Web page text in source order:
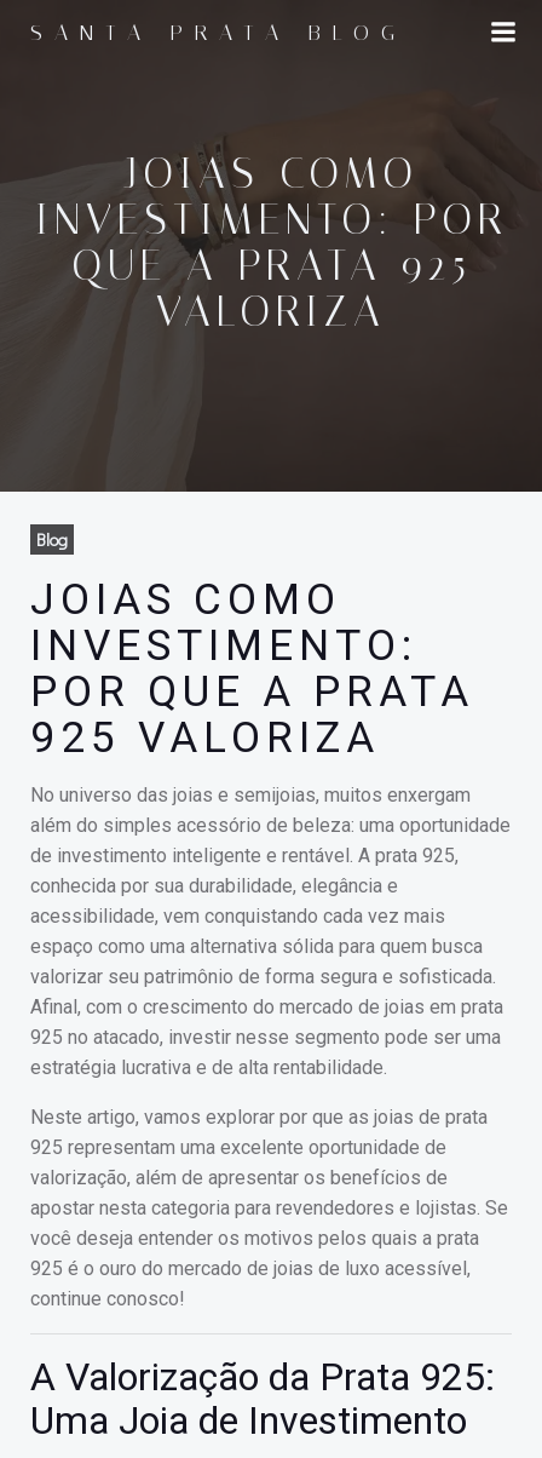
para
SANTA PRATA BLOG
JOIAS COMO
INVESTIMENTO: POR
QUE A PRATA 925
VALORIZA
Blog
JOIAS COMO
INVESTIMENTO:
POR QUE A PRATA
925 VALORIZA
No universo das joias e semijoias, muitos enxergam
além do simples acessório de beleza: uma oportunidade
de investimento inteligente e rentável. A prata 925,
conhecida por sua durabilidade, elegância e
acessibilidade, vem conquistando cada vez mais
espaço como uma alternativa sólida para quem busca
valorizar seu patrimônio de forma segura e sofisticada.
Afinal, com o crescimento do mercado de joias em prata
925 no atacado, investir nesse segmento pode ser uma
estratégia lucrativa e de alta rentabilidade.
Neste artigo, vamos explorar por que as joias de prata
925 representam uma excelente oportunidade de
valorização, além de apresentar os benefícios de
apostar nesta categoria para revendedores e lojistas. Se
você deseja entender os motivos pelos quais a prata
925 é o ouro do mercado de joias de luxo acessível,
continue conosco!
A Valorização da Prata 925:
Uma Joia de Investimento